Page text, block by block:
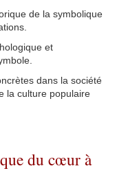
de la symbolique
et
dans la société
la culture populaire
du cœur à